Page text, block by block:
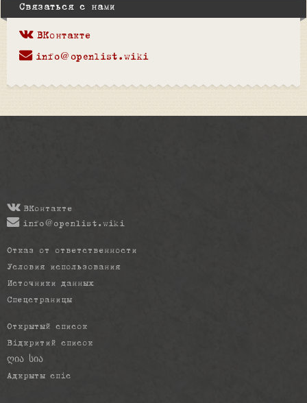
Связаться с нами
ВКонтакте
info@openlist.wiki
ВКонтакте
info@openlist.wiki
Отказ от ответственности
Условия использования
Источники данных
Спецстраницы
Открытый список
Відкритий список
ღია სია
Адкрыты спіс